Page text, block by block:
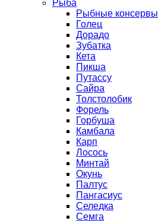
Рыба
Рыбные консервы
Голец
Дорадо
Зубатка
Кета
Пикша
Путассу
Сайра
Толстолобик
Форель
Горбуша
Камбала
Карп
Лосось
Минтай
Окунь
Палтус
Пангасиус
Селедка
Семга